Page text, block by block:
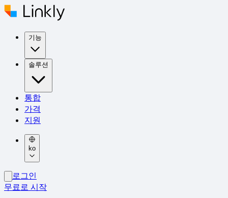
기능
솔루션
통합
가격
지원
ko
로그인
무료로 시작